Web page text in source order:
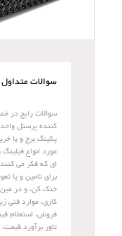
سوالات
سوالات رایج در
کننده پرسنل
پکینگ برج و یا
مورد انواع
ای که فکر می
برای تامین و یا
خنک کن، و در
کاری، موارد فنی
فروش، استعلام
تاور برآورد